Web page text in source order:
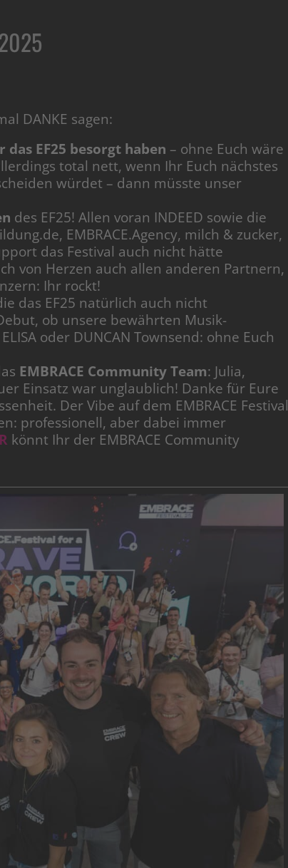
DANKE sagen:
EF25 besorgt haben – ohne Euch wäre
total nett, wenn Ihr Euch nächstes
würdet – dann müsste unser
des EF25! Allen voran INDEED sowie die
EMBRACE.Agency, milch & zucker,
das Festival auch nicht hätte
von Herzen auch allen anderen Partnern,
Ihr rockt!
das EF25 natürlich auch nicht
ob unsere bewährten Musik-
oder DUNCAN Townsend: ohne Euch
EMBRACE Community Team: Julia,
Einsatz war unglaublich! Danke für Eure
Der Vibe auf dem EMBRACE Festival
professionell, aber dabei immer
könnt Ihr der EMBRACE Community